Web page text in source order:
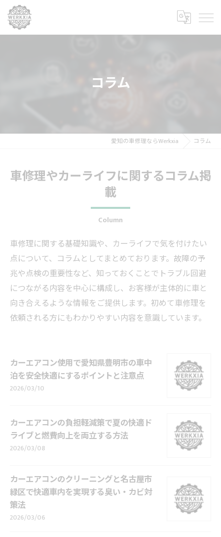
コラム
愛知の車修理ならWerkxia コラム
車修理やカーライフに関するコラム掲
載
Column
車修理に関する基礎知識や、カーライフで気を付けたい
点について、コラムとしてまとめております。故障の予
兆や点検の重要性など、知っておくことでトラブル回避
につながる内容を中心に構成し、お客様が主体的に車と
向き合えるような情報をご提供します。初めて車修理を
依頼される方にもわかりやすい内容を意識しています。
カーエアコン使用で愛知県豊明市の車中
泊を安全快適にするポイントと注意点
2026/03/10
カーエアコンの負担軽減策で夏の快適ド
ライブと燃費向上を両立する方法
2026/03/08
カーエアコンのクリーニングと名古屋市
緑区で快適車内を実現する臭い・カビ対
策法
2026/03/06